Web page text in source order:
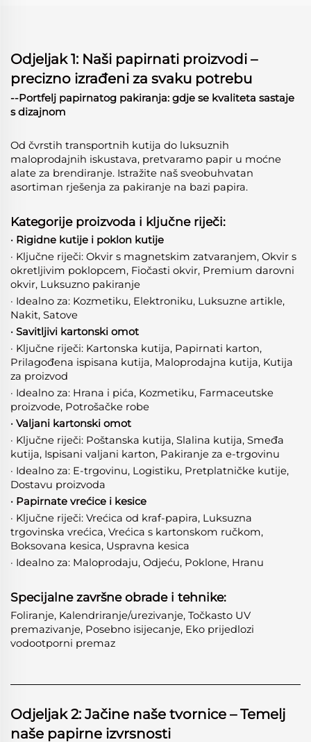
Odjeljak 1: Naši papirnati proizvodi –
precizno izrađeni za svaku potrebu
--Portfelj papirnatog pakiranja: gdje se kvaliteta sastaje
s dizajnom
Od čvrstih transportnih kutija do luksuznih
maloprodajnih iskustava, pretvaramo papir u moćne
alate za brendiranje. Istražite naš sveobuhvatan
asortiman rješenja za pakiranje na bazi papira.
Kategorije proizvoda i ključne riječi:
· Rigidne kutije i poklon kutije
· Ključne riječi: Okvir s magnetskim zatvaranjem, Okvir s
okretljivim poklopcem, Fiočasti okvir, Premium darovni
okvir, Luksuzno pakiranje
· Idealno za: Kozmetiku, Elektroniku, Luksuzne artikle,
Nakit, Satove
· Savitljivi kartonski omot
· Ključne riječi: Kartonska kutija, Papirnati karton,
Prilagođena ispisana kutija, Maloprodajna kutija, Kutija
za proizvod
· Idealno za: Hrana i pića, Kozmetiku, Farmaceutske
proizvode, Potrošačke robе
· Valjani kartonski omot
· Ključne riječi: Poštanska kutija, Slalina kutija, Smeđa
kutija, Ispisani valjani karton, Pakiranje za e-trgovinu
· Idealno za: E-trgovinu, Logistiku, Pretplatničke kutije,
Dostavu proizvoda
· Papirnate vrećice i kesice
· Ključne riječi: Vrećica od kraf-papira, Luksuzna
trgovinska vrećica, Vrećica s kartonskom ručkom,
Boksovana kesica, Uspravna kesica
· Idealno za: Maloprodaju, Odjeću, Poklone, Hranu
Specijalne završne obrade i tehnike:
Foliranje, Kalendriranje/urezivanje, Točkasto UV
premazivanje, Posebno isijecanje, Eko prijedlozi
vodootporni premaz
Odjeljak 2: Jačine naše tvornice – Temelj
naše papirne izvrsnosti